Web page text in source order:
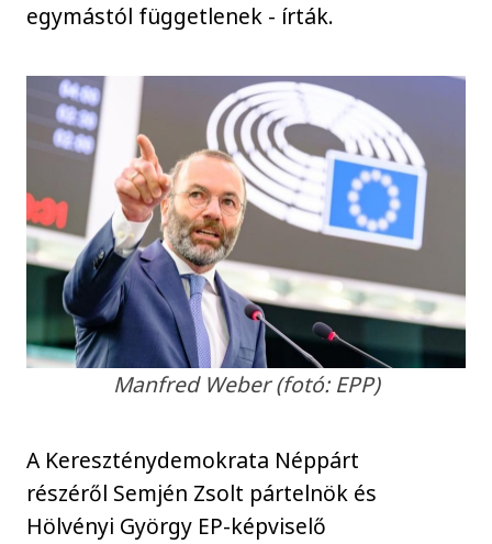
egymástól függetlenek - írták.
Manfred Weber (fotó: EPP)
A Kereszténydemokrata Néppárt
részéről Semjén Zsolt pártelnök és
Hölvényi György EP-képviselő